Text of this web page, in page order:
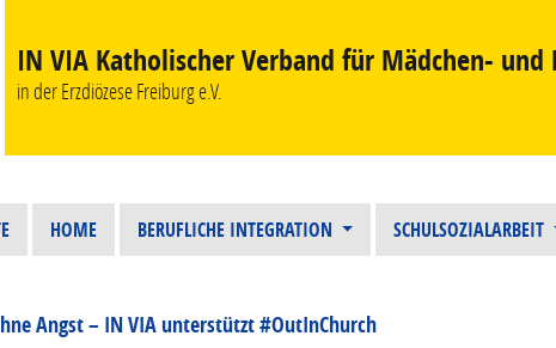
IN VIA Katholischer Verband für Mädchen- und
in der Erzdiözese Freiburg e.V.
HOME BERUFLICHE INTEGRATION SCHULSOZIALARBEIT
Angst – IN VIA unterstützt #OutInChurch